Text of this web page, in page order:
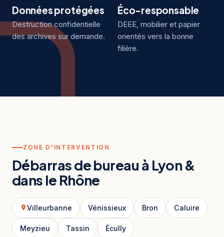
Données protégées
Destruction confidentielle
des archives sur demande.
Éco-responsable
DEEE, mobilier et papier
orientés vers la bonne
filière.
ZONE D'INTERVENTION
Débarras de bureau à Lyon &
dans le Rhône
Villeurbanne Vénissieux Bron Caluire
Meyzieu Tassin Écully